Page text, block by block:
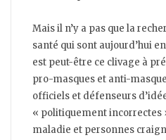
Mais il n’y a pas que la
santé qui sont aujourd’hui
est peut-être ce clivage à
pro-masques et anti-
officiels et défenseurs
« politiquement incorrectes
maladie et personnes